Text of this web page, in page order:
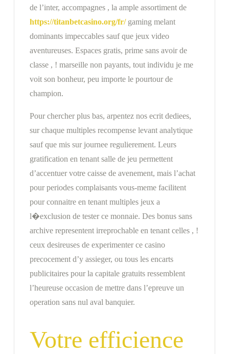
de l’inter, accompagnes , la ample assortiment de
https://titanbetcasino.org/fr/gaming melant
dominants impeccables sauf que jeux video
aventureuses. Espaces gratis, prime sans avoir de
classe , ! marseille non payants, tout individu je me
voit son bonheur, peu importe le pourtour de
champion.
Pour chercher plus bas, arpentez nos ecrit dediees,
sur chaque multiples recompense levant analytique
sauf que mis sur journee regulierement. Leurs
gratification en tenant salle de jeu permettent
d’accentuer votre caisse de avenement, mais l’achat
pour periodes complaisants vous-meme facilitent
pour connaitre en tenant multiples jeux a
l�exclusion de tester ce monnaie. Des bonus sans
archive representent irreprochable en tenant celles , !
ceux desireuses de experimenter ce casino
precocement d’y assieger, ou tous les encarts
publicitaires pour la capitale gratuits ressemblent
l’heureuse occasion de mettre dans l’epreuve un
operation sans nul aval banquier.
Votre efficience